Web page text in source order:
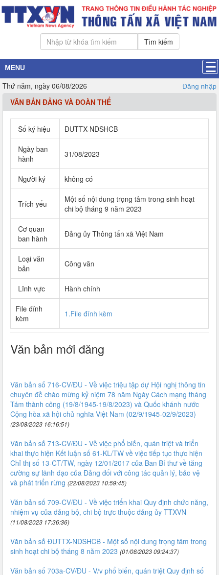
Tìm kiếm
MENU
Thứ năm, ngày 06/08/2026 Đăng nhập
VĂN BẢN ĐẢNG VÀ ĐOÀN THỂ
Số ký hiệu ĐUTTX-NDSHCB
Ngày ban
hành
31/08/2023
Người ký không có
Trích yếu
Một số nội dung trọng tâm trong sinh hoạt
chi bộ tháng 9 năm 2023
Cơ quan
ban hành
Đảng ủy Thông tấn xã Việt Nam
Loại văn
bản
Công văn
Lĩnh vực Hành chính
File đính
kèm
1.File đính kèm
Văn bản mới đăng
Văn bản số 716-CV/ĐU - Về việc triệu tập dự Hội nghị thông tin
chuyên đề chào mừng kỷ niệm 78 năm Ngày Cách mạng tháng
Tám thành công (19/8/1945-19/8/2023) và Quốc khánh nước
Cộng hòa xã hội chủ nghĩa Việt Nam (02/9/1945-02/9/2023)
(23/08/2023 16:16:51)
Văn bản số 713-CV/ĐU - Về việc phổ biến, quán triệt và triển
khai thực hiện Kết luận số 61-KL/TW về việc tiếp tục thực hiện
Chỉ thị số 13-CT/TW, ngày 12/01/2017 của Ban Bí thư về tăng
cường sự lãnh đạo của Đảng đối với công tác quản lý, bảo vệ
và phát triển rừng (22/08/2023 10:59:45)
Văn bản số 709-CV/ĐU - Về việc triển khai Quy định chức năng,
nhiệm vụ của đảng bộ, chi bộ trực thuộc đảng ủy TTXVN
(11/08/2023 17:36:36)
Văn bản số ĐUTTX-NDSHCB - Một số nội dung trọng tâm trong
sinh hoạt chi bộ tháng 8 năm 2023 (01/08/2023 09:24:37)
Văn bản số 703a-CV/ĐU - V/v phổ biến, quán triệt Quy định số